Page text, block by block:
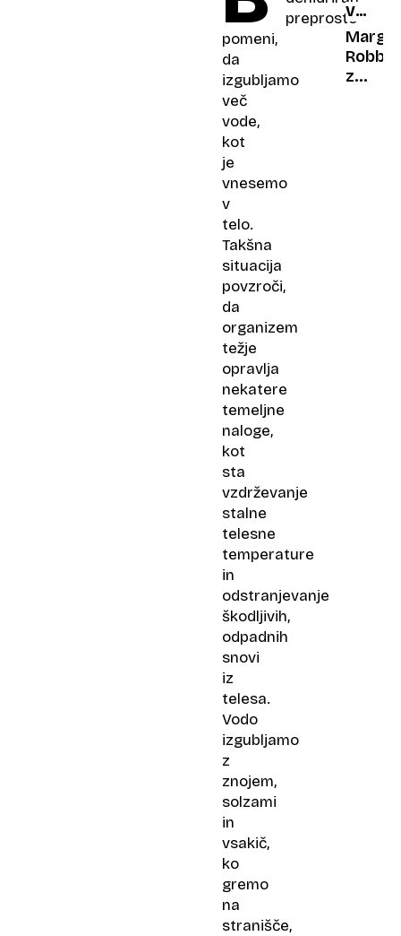
preprosto
pomeni,
da
izgubljamo
več
vode,
kot
je
vnesemo
v
telo.
Takšna
situacija
povzroči,
da
organizem
težje
opravlja
nekatere
temeljne
naloge,
kot
sta
vzdrževanje
stalne
telesne
temperature
in
odstranjevanje
škodljivih,
odpadnih
snovi
iz
telesa.
Vodo
izgubljamo
z
znojem,
solzami
in
vsakič,
ko
gremo
na
stranišče,
nihče
ne
sme
V
STILU
Robbie
z